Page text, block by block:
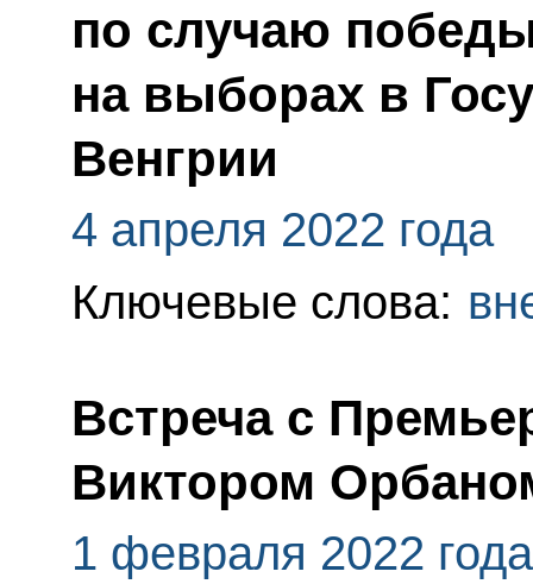
по случаю
на выборах в
Венгрии
4 апреля 2022 года
Ключевые слова:
Встреча с
Виктором
1 февраля 2022 года